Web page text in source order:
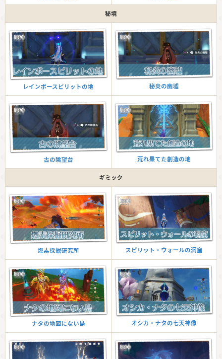
秘境
レインボースピリットの地 秘炎の幽墟
古の眺望台 荒れ果てた創造の地
ギミック
燃素採掘研究所 スピリット・ウォールの洞窟
ナタの地図にない島 オシカ・ナタの七天神像